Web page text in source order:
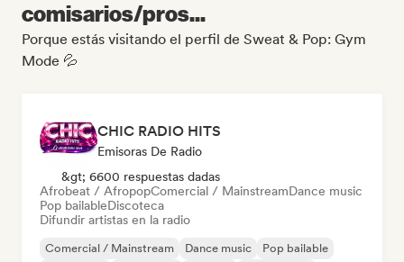
comisarios/pros...
Porque estás visitando el perfil de Sweat & Pop: Gym
Mode 💦
CHIC RADIO HITS
Emisoras De Radio
&gt; 6600 respuestas dadas
Afrobeat / AfropopComercial / MainstreamDance music
Pop bailableDiscoteca
Difundir artistas en la radio
Comercial / Mainstream Dance music
Pop bailable